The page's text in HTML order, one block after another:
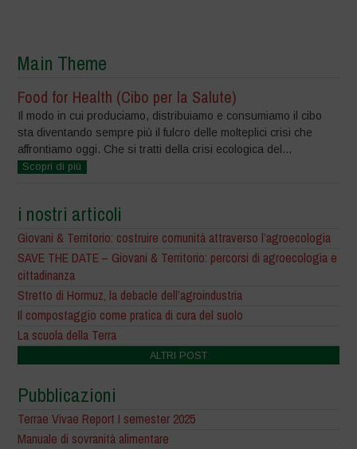
Main Theme
Food for Health (Cibo per la Salute)
Il modo in cui produciamo, distribuiamo e consumiamo il cibo
sta diventando sempre più il fulcro delle molteplici crisi che
affrontiamo oggi. Che si tratti della crisi ecologica del...
Scopri di più
i nostri articoli
Giovani & Territorio: costruire comunità attraverso l’agroecologia
SAVE THE DATE – Giovani & Territorio: percorsi di agroecologia e
cittadinanza
Stretto di Hormuz, la debacle dell’agroindustria
Il compostaggio come pratica di cura del suolo
La scuola della Terra
ALTRI POST
Pubblicazioni
Terrae Vivae Report I semester 2025
Manuale di sovranità alimentare